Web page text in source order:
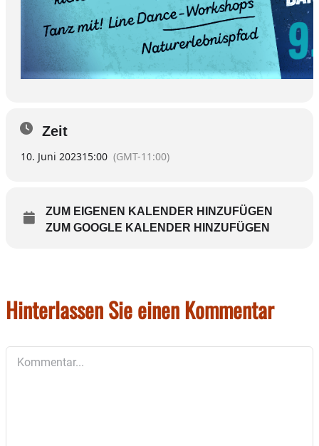
Zeit
10. Juni 202315:00 (GMT-11:00)
ZUM EIGENEN KALENDER HINZUFÜGEN
ZUM GOOGLE KALENDER HINZUFÜGEN
Hinterlassen Sie einen Kommentar